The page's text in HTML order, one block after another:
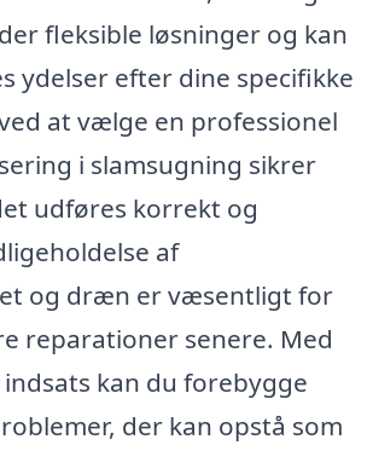
fleksible løsninger og kan
ydelser efter dine specifikke
at vælge en professionel
i slamsugning sikrer
udføres korrekt og
af
og dræn er væsentligt for
reparationer senere. Med
kan du forebygge
der kan opstå som